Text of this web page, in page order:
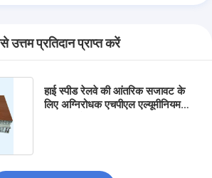
उत्तम प्रतिदान प्राप्त करें
हाई स्पीड रेलवे की आंतरिक सजावट के
लिए अग्निरोधक एचपीएल एल्यूमीनियम